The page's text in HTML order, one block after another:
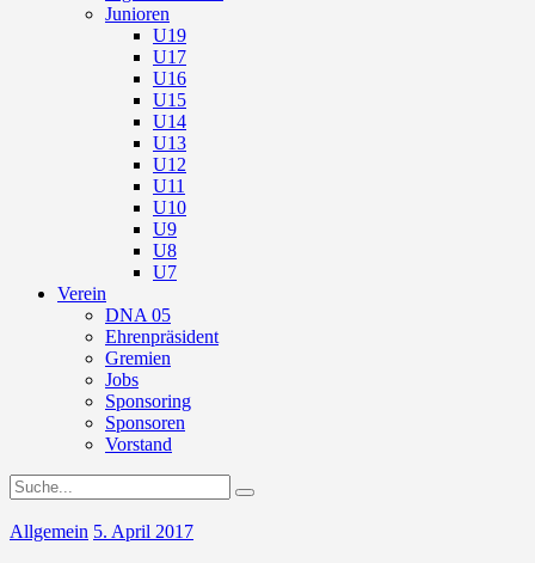
Junioren
U19
U17
U16
U15
U14
U13
U12
U11
U10
U9
U8
U7
Verein
DNA 05
Ehrenpräsident
Gremien
Jobs
Sponsoring
Sponsoren
Vorstand
Allgemein 5. April 2017